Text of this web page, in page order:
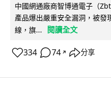
中國網通廠商智博通電子（
產品爆出嚴重安全漏洞，被
線，旗...
閱讀全文
334 74 ↗ 分享